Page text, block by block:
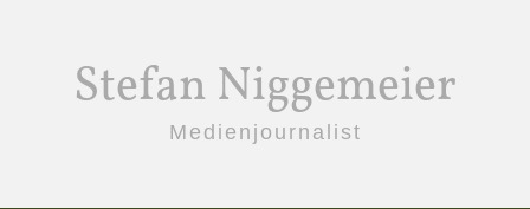
Stefan Niggemeier
Medienjournalist